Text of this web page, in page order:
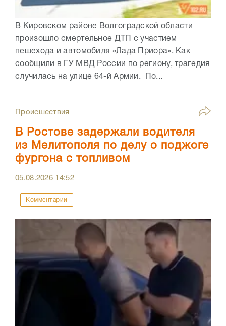
В Кировском районе Волгоградской области
произошло смертельное ДТП с участием
пешехода и автомобиля «Лада Приора». Как
сообщили в ГУ МВД России по региону, трагедия
случилась на улице 64-й Армии. По...
Происшествия
В Ростове задержали водителя
из Мелитополя по делу о поджоге
фургона с топливом
05.08.2026 14:52
Комментарии